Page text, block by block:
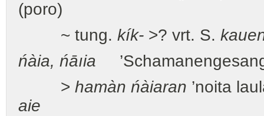
(poro)
~ tung. kík- >? vrt. S.
ńàia, ńāıia
> hamàn ńàiaran ’noita
aie